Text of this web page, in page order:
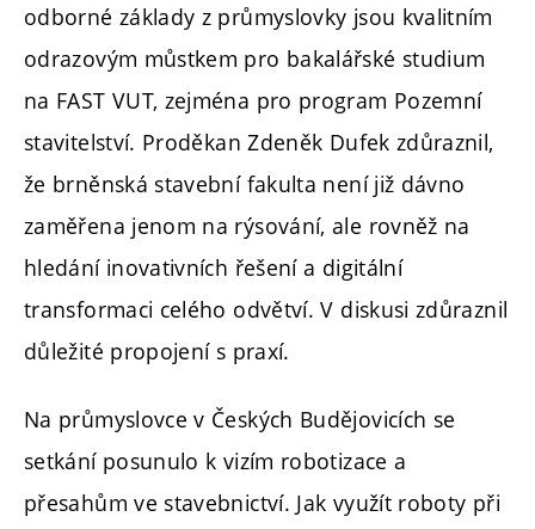
odborné základy z průmyslovky jsou kvalitním
odrazovým můstkem pro bakalářské studium
na FAST VUT, zejména pro program Pozemní
stavitelství. Proděkan Zdeněk Dufek zdůraznil,
že brněnská stavební fakulta není již dávno
zaměřena jenom na rýsování, ale rovněž na
hledání inovativních řešení a digitální
transformaci celého odvětví. V diskusi zdůraznil
důležité propojení s praxí.
Na průmyslovce v Českých Budějovicích se
setkání posunulo k vizím robotizace a
přesahům ve stavebnictví. Jak využít roboty při